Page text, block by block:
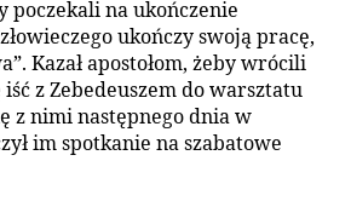
poczekali na ukończenie
ukończy swoją pracę,
Kazał apostołom, żeby wrócili
z Zebedeuszem do warsztatu
z nimi następnego dnia w
im spotkanie na szabatowe